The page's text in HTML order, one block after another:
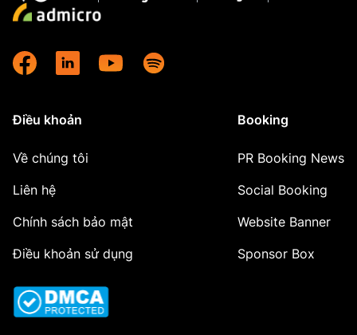
Điều khoản
Về chúng tôi
Liên hệ
Chính sách bảo mật
Điều khoản sử dụng
Booking
PR Booking News
Social Booking
Website Banner
Sponsor Box